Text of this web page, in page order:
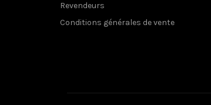
Revendeurs
Conditions générales de vente